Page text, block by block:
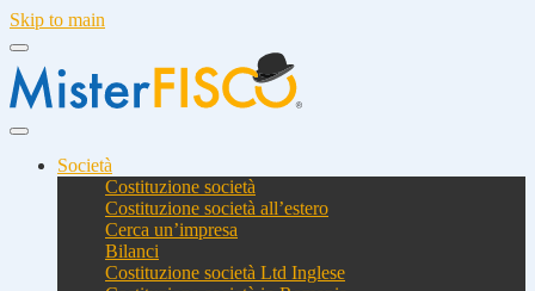
Skip to main
Società
Costituzione società
Costituzione società all’estero
Cerca un’impresa
Bilanci
Costituzione società Ltd Inglese